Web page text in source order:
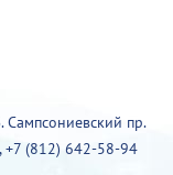
Сампсониевский пр.
,+7 (812) 642-58-94